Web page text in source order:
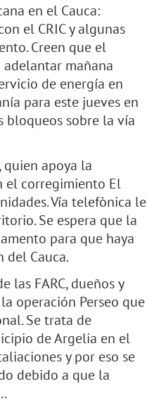
en el Cauca:
el CRIC y algunas
Creen que el
mañana
de energía en
para este jueves en
bloqueos sobre la vía
apoya la
el corregimiento El
Vía telefònica le
Se espera que la
para que haya
Cauca.
las FARC, dueños y
operación Perseo que
Se trata de
de Argelia en el
y por eso se
debido a que la